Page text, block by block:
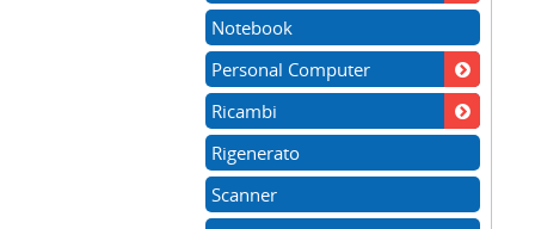
Notebook
Personal Computer
Ricambi
Rigenerato
Scanner